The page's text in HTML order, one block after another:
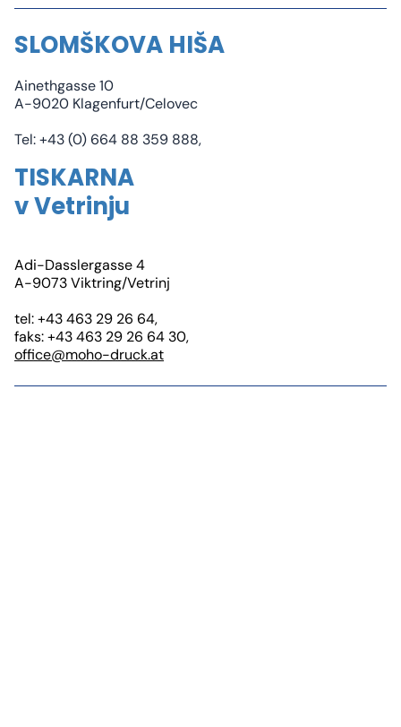
SLOMŠKOVA HIŠA
Ainethgasse 10
A-9020 Klagenfurt/Celovec
Tel: +43 (0) 664 88 359 888,
TISKARNA
v Vetrinju
Adi-Dasslergasse 4
A-9073 Viktring/Vetrinj
tel: +43 463 29 26 64,
faks: +43 463 29 26 64 30,
office@moho-druck.at